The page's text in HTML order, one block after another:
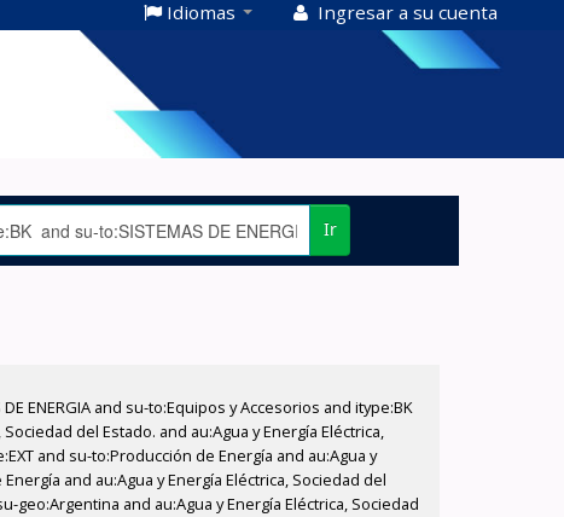
Idiomas Ingresar a su cuenta
Ir
ENERGIA and su-to:Equipos y Accesorios and itype:BK
del Estado. and au:Agua y Energía Eléctrica,
and su-to:Producción de Energía and au:Agua y
and au:Agua y Energía Eléctrica, Sociedad del
geo:Argentina and au:Agua y Energía Eléctrica, Sociedad